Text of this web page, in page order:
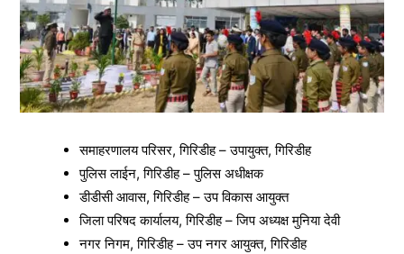
समाहरणालय परिसर, गिरिडीह – उपायुक्त, गिरिडीह
पुलिस लाईन, गिरिडीह – पुलिस अधीक्षक
डीडीसी आवास, गिरिडीह – उप विकास आयुक्त
जिला परिषद कार्यालय, गिरिडीह – जिप अध्यक्ष मुनिया देवी
नगर निगम, गिरिडीह – उप नगर आयुक्त, गिरिडीह